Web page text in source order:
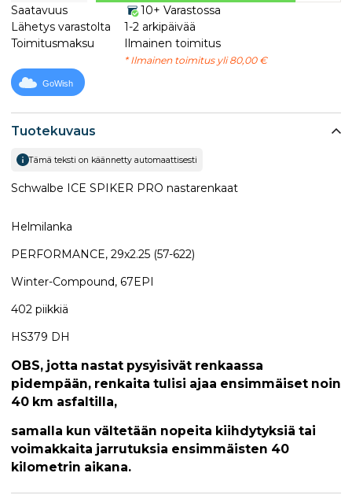
Tuotekuvaus
Tämä teksti on käännetty automaattisesti
Schwalbe ICE SPIKER PRO nastarenkaat
Helmilanka
PERFORMANCE, 29x2.25 (57-622)
Winter-Compound, 67EPI
402 piikkiä
HS379 DH
OBS, jotta nastat pysyisivät renkaassa
pidempään, renkaita tulisi ajaa ensimmäiset noin
40 km asfaltilla,
samalla kun vältetään nopeita kiihdytyksiä tai
voimakkaita jarrutuksia ensimmäisten 40
kilometrin aikana.
Saatavuus
10+ Varastossa
Lähetys varastolta
1-2 arkipäivää
Toimitusmaksu
Ilmainen toimitus
* Ilmainen toimitus yli 80,00 €
GoWish